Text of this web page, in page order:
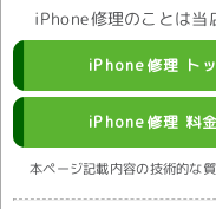
iPhone修理のことは当
iPhone修理 ト
iPhone修理 料
本ページ記載内容の技術的な